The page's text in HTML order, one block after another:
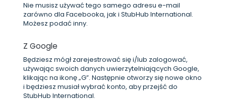
Nie musisz używać tego samego adresu e-mail
zarówno dla Facebooka, jak i StubHub International.
Możesz podać inny.
Z Google
Będziesz mógł zarejestrować się i/lub zalogować,
używając swoich danych uwierzytelniających Google,
klikając na ikonę „G”. Następnie otworzy się nowe okno
i będziesz musiał wybrać konto, aby przejść do
StubHub International.